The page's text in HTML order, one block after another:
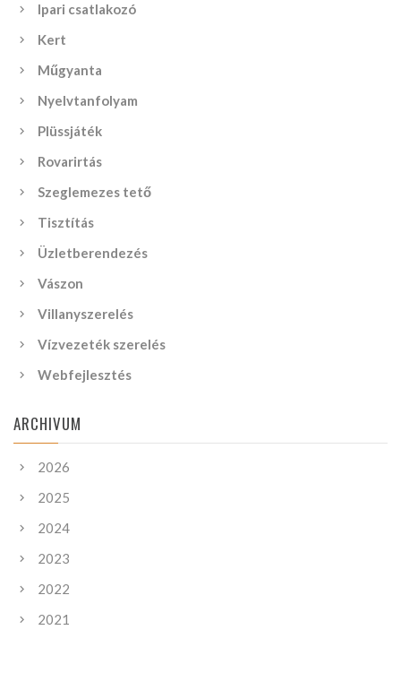
Ipari csatlakozó
Kert
Műgyanta
Nyelvtanfolyam
Plüssjáték
Rovarirtás
Szeglemezes tető
Tisztítás
Üzletberendezés
Vászon
Villanyszerelés
Vízvezeték szerelés
Webfejlesztés
ARCHIVUM
2026
2025
2024
2023
2022
2021